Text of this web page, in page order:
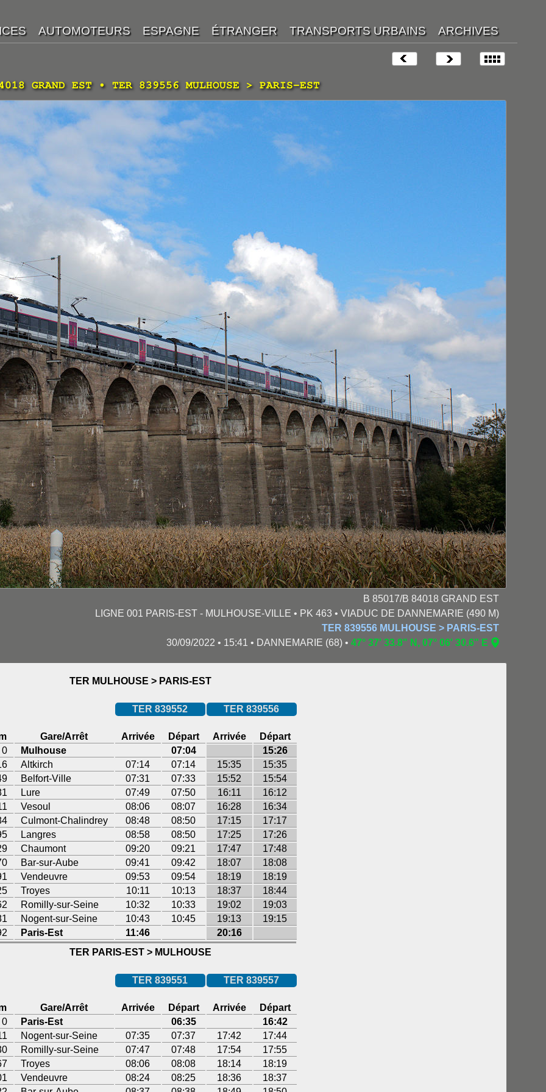
GRAND EST • TER 839556 MULHOUSE > PARIS-EST
B 85017/B 84018 GRAND EST
LIGNE 001 PARIS-EST - MULHOUSE-VILLE • PK 463 • VIADUC DE DANNEMARIE (490 M)
TER 839556 MULHOUSE > PARIS-EST
30/09/2022 • 15:41 • DANNEMARIE (68) • 47° 37' 33.8" N, 07° 06' 30.6" E
TER MULHOUSE > PARIS-EST
TER 839552 TER 839556
Gare/Arrêt Arrivée Départ Arrivée
Départ
0
Mulhouse 07:04
15:26
Altkirch 07:14 07:14 15:35
15:35
Belfort-Ville 07:31 07:33 15:52
15:54
Lure 07:49 07:50 16:11
16:12
Vesoul 08:06 08:07 16:28
16:34
Culmont-Chalindrey 08:48 08:50 17:15
17:17
Langres 08:58 08:50 17:25
17:26
Chaumont 09:20 09:21 17:47
17:48
Bar-sur-Aube 09:41 09:42 18:07
18:08
Vendeuvre 09:53 09:54 18:19
18:19
Troyes 10:11 10:13 18:37
18:44
Romilly-sur-Seine 10:32 10:33 19:02
19:03
Nogent-sur-Seine 10:43 10:45 19:13
19:15
Paris-Est 11:46
20:16
TER PARIS-EST > MULHOUSE
TER 839551 TER 839557
Gare/Arrêt Arrivée Départ Arrivée
Départ
0
Paris-Est 06:35
16:42
Nogent-sur-Seine 07:35 07:37 17:42
17:44
Romilly-sur-Seine 07:47 07:48 17:54
17:55
Troyes 08:06 08:08 18:14
18:19
Vendeuvre 08:24 08:25 18:36
18:37